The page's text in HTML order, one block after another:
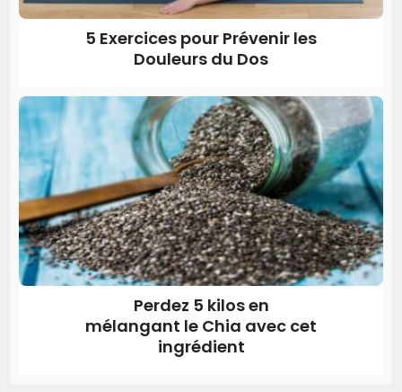
5 Exercices pour Prévenir les
Douleurs du Dos
Perdez 5 kilos en
mélangant le Chia avec cet
ingrédient